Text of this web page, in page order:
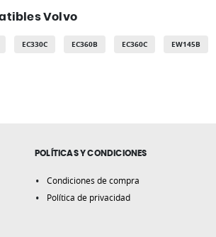
Volvo
EC330C EC360B EC360C EW145B
POLÍTICAS Y CONDICIONES
Condiciones de compra
Política de privacidad